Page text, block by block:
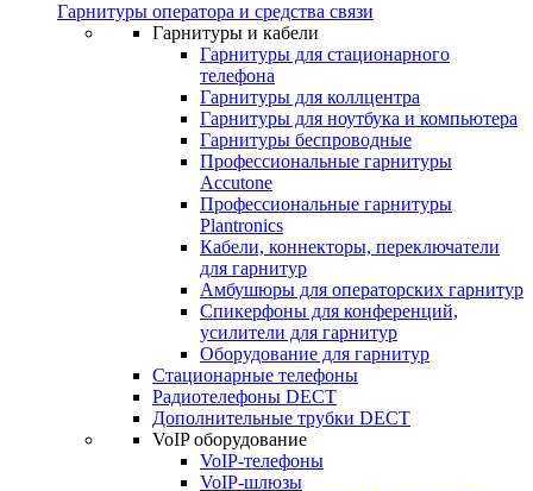
Гарнитуры оператора и средства связи
Гарнитуры и кабели
Гарнитуры для стационарного
телефона
Гарнитуры для коллцентра
Гарнитуры для ноутбука и компьютера
Гарнитуры беспроводные
Профессиональные гарнитуры
Accutone
Профессиональные гарнитуры
Plantronics
Кабели, коннекторы, переключатели
для гарнитур
Амбушюры для операторских гарнитур
Cпикерфоны для конференций,
усилители для гарнитур
Оборудование для гарнитур
Стационарные телефоны
Радиотелефоны DECT
Дополнительные трубки DECT
VoIP оборудование
VoIP-телефоны
VoIP-шлюзы